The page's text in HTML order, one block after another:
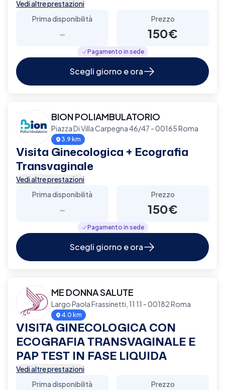
Vedi altre prestazioni
Prima disponibilità
-
Prezzo
150€
Pagamento in sede
Scegli giorno e ora
BION POLIAMBULATORIO
Piazza Di Villa Carpegna 46/47 - 00165 Roma
3.9 km
Visita Ginecologica + Ecografia
Transvaginale
Vedi altre prestazioni
Prima disponibilità
-
Prezzo
150€
Pagamento in sede
Scegli giorno e ora
ME DONNA SALUTE
Largo Paola Frassinetti, 11 11 - 00182 Roma
4.0 km
VISITA GINECOLOGICA CON
ECOGRAFIA TRANSVAGINALE E
PAP TEST IN FASE LIQUIDA
Vedi altre prestazioni
Prima disponibilità
Prezzo